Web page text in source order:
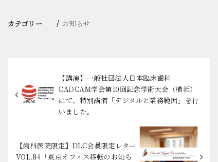
カテゴリー お知らせ
【講演】一般社団法人日本臨床歯科
CADCAM学会第10回記念学術大会（横浜）
にて、特別講演「デジタルと業務範囲」を行
いました。
【歯科医院限定】DLC会員限定レター
VOL.84「東京オフィス移転のお知ら